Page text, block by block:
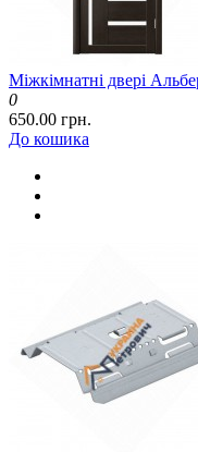
Міжкімнатні двері
0
650.00 грн.
До кошика